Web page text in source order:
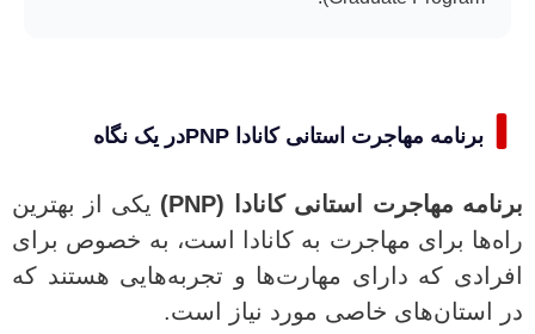
برنامه مهاجرت استانی کانادا PNPدر یک نگاه
برنامه مهاجرت استانی کانادا (PNP)
یکی از بهترین
راه‌ها برای مهاجرت به کانادا است، به خصوص برای
افرادی که دارای مهارت‌ها و تجربه‌هایی هستند که
در استان‌های خاصی مورد نیاز است.